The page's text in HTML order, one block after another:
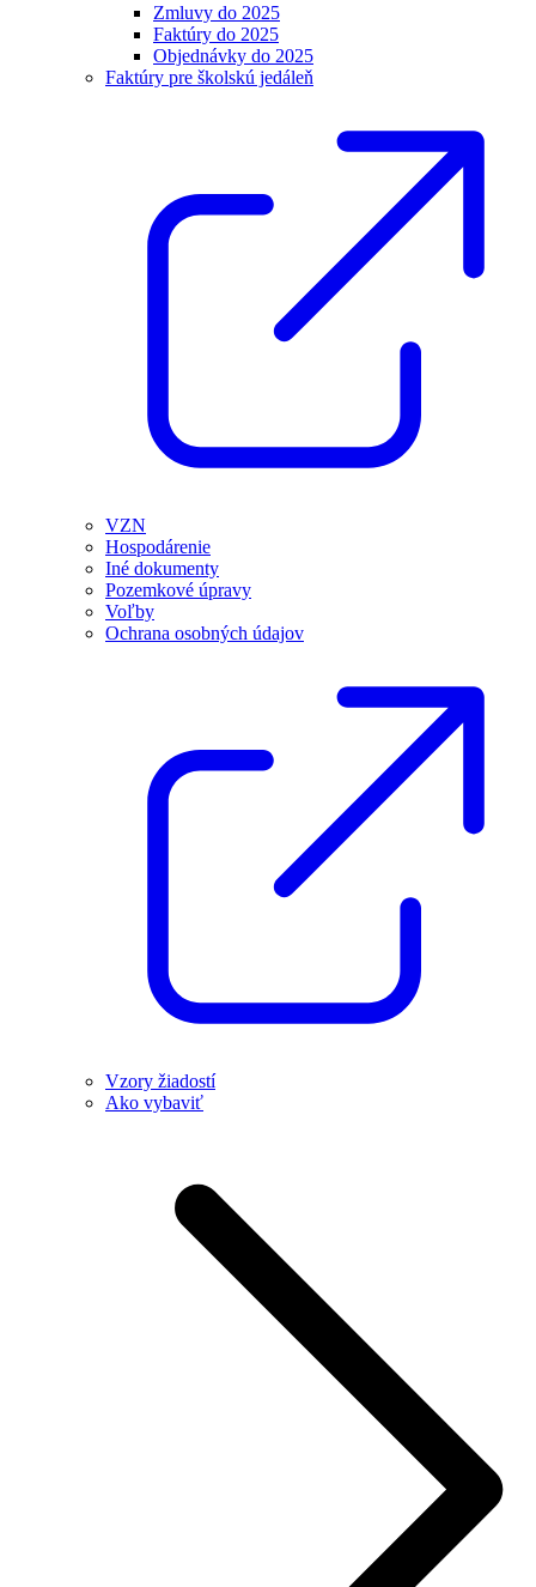
Zmluvy do 2025
Faktúry do 2025
Objednávky do 2025
Faktúry pre školskú jedáleň
VZN
Hospodárenie
Iné dokumenty
Pozemkové úpravy
Voľby
Ochrana osobných údajov
Vzory žiadostí
Ako vybaviť